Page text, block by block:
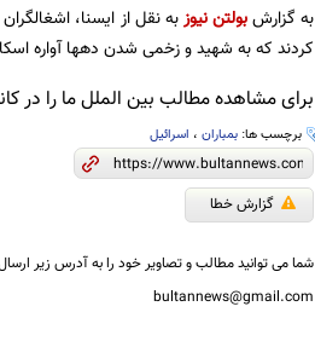
به گزارشبولتن نیوزبه نقل از ایسنا،
کردند که به شهید و زخمی شدن دهها آواره
برای مشاهده مطالب بین الملل ما را در
برچسب ها: بمباران، اسرائیل
گزارش خطا
شما می توانید مطالب و تصاویر خود را به آدرس زیر
bultannews@gmail.com